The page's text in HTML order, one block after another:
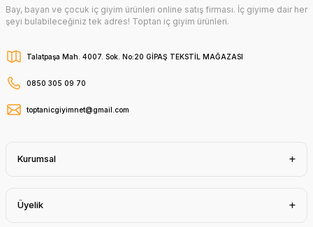
Bay, bayan ve çocuk iç giyim ürünleri online satış firması. İç giyime dair her
şeyi bulabileceğiniz tek adres! Toptan iç giyim ürünleri.
Talatpaşa Mah. 4007. Sok. No:20 GİPAŞ TEKSTİL MAĞAZASI
0850 305 09 70
toptanicgiyimnet@gmail.com
Kurumsal
Üyelik